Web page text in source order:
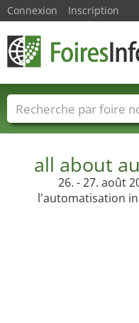
all about
26. - 27. août
l'automatisation
Connexion Inscription
Foire noms Pays